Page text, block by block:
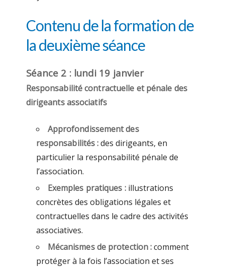
Contenu de la formation de
la deuxième séance
Séance 2 : lundi 19 janvier
Responsabilité contractuelle et pénale des
dirigeants associatifs
Approfondissementdes
responsabilités :des dirigeants, en
particulier la responsabilité pénale de
l’association.
Exemples pratiques :illustrations
concrètes des obligations légales et
contractuelles dans le cadre des activités
associatives.
Mécanismes de protection :comment
protéger à la fois l’association et ses